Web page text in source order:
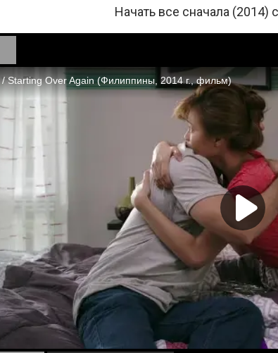
Начать все сначала (2014)